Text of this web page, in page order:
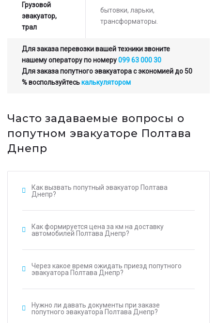
Грузовой
эвакуатор,
трал
бытовки, ларьки,
трансформаторы.
Для заказа перевозки вашей техники звоните
нашему оператору по номеру099 63 000 30
Для заказа попутного эвакуатора с экономией до 50
% воспользуйтеськалькулятором
Часто задаваемые вопросы о
попутном эвакуаторе Полтава
Днепр
Как вызвать попутный эвакуатор Полтава
Днепр?
Как формируется цена за км на доставку
автомобилей Полтава Днепр?
Через какое время ожидать приезд попутного
эвакуатора Полтава Днепр?
Нужно ли давать документы при заказе
попутного эвакуатора Полтава Днепр?